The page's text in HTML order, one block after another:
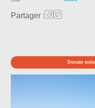
Partager :
Donate